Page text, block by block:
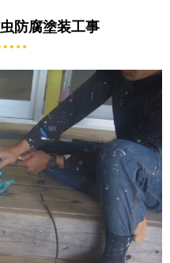
防腐塗装工事